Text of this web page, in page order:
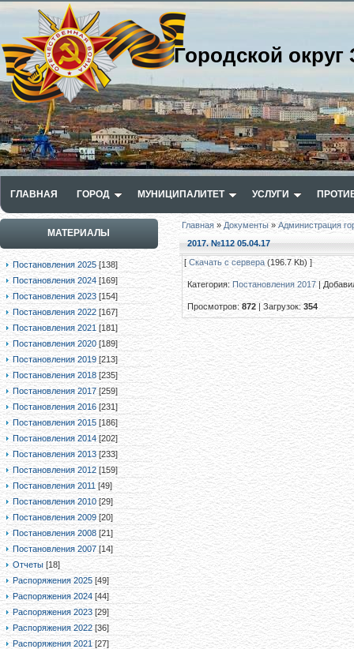
Городской
ГЛАВНАЯ ГОРОД МУНИЦИПАЛИТЕТ УСЛУГИ
МАТЕРИАЛЫ
Постановления 2025 [138]
Постановления 2024 [169]
Постановления 2023 [154]
Постановления 2022 [167]
Постановления 2021 [181]
Постановления 2020 [189]
Постановления 2019 [213]
Постановления 2018 [235]
Постановления 2017 [259]
Постановления 2016 [231]
Постановления 2015 [186]
Постановления 2014 [202]
Постановления 2013 [233]
Постановления 2012 [159]
Постановления 2011 [49]
Постановления 2010 [29]
Постановления 2009 [20]
Постановления 2008 [21]
Постановления 2007 [14]
Отчеты [18]
Распоряжения 2025 [49]
Распоряжения 2024 [44]
Распоряжения 2023 [29]
Распоряжения 2022 [36]
Распоряжения 2021 [27]
Главная» Документы »Администрация
2017. №112 05.04.17
[Скачать с сервера (196.7 Kb) ]
Категория: Постановления 2017|
Просмотров:872 |Загрузок:354